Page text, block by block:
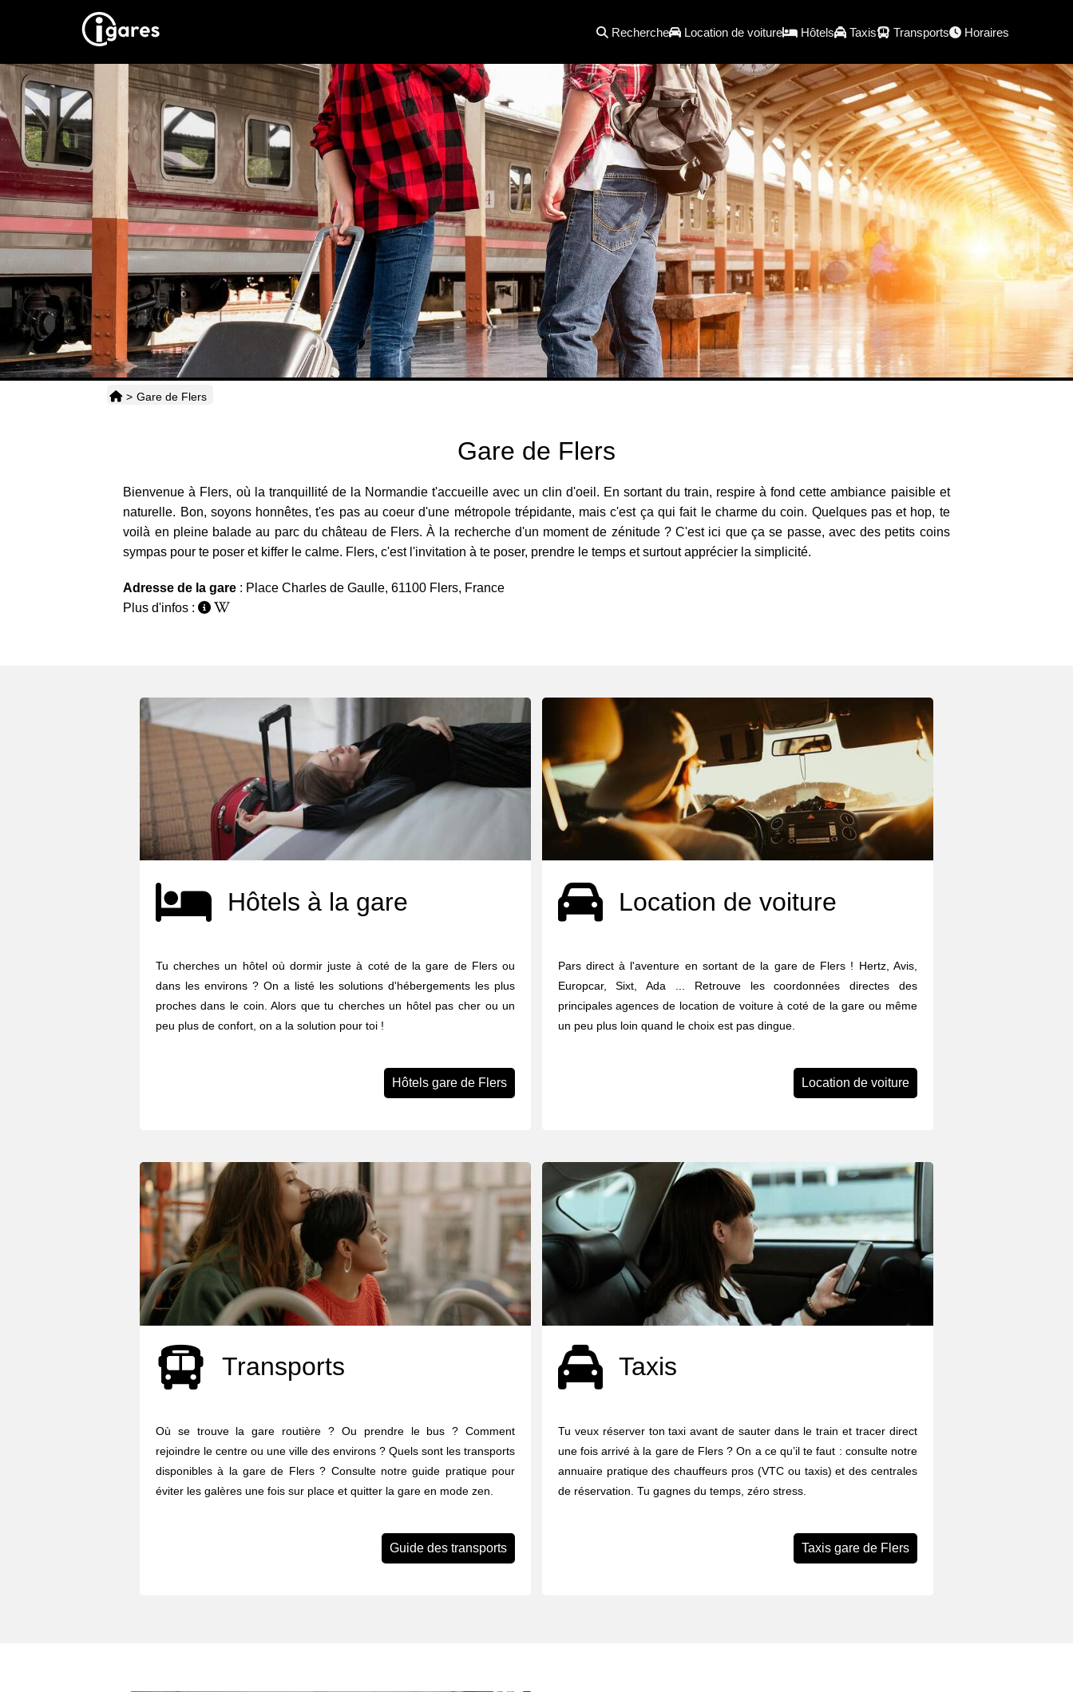
Recherche Location de voiture Hôtels Taxis Transports Horaires
> Gare de Flers
Gare de Flers
Bienvenue à Flers, où la tranquillité de la Normandie t'accueille avec un clin d'oeil. En sortant du train, respire à fond cette ambiance paisible et
naturelle. Bon, soyons honnêtes, t'es pas au coeur d'une métropole trépidante, mais c'est ça qui fait le charme du coin. Quelques pas et hop, te
voilà en pleine balade au parc du château de Flers. À la recherche d'un moment de zénitude ? C'est ici que ça se passe, avec des petits coins
sympas pour te poser et kiffer le calme. Flers, c'est l'invitation à te poser, prendre le temps et surtout apprécier la simplicité.
Adresse de la gare : Place Charles de Gaulle, 61100 Flers, France
Plus d'infos :
Hôtels à la gare
Tu cherches un hôtel où dormir juste à coté de la gare de Flers ou
dans les environs ? On a listé les solutions d'hébergements les plus
proches dans le coin. Alors que tu cherches un hôtel pas cher ou un
peu plus de confort, on a la solution pour toi !
Hôtels gare de Flers
Location de voiture
Pars direct à l'aventure en sortant de la gare de Flers ! Hertz, Avis,
Europcar, Sixt, Ada ... Retrouve les coordonnées directes des
principales agences de location de voiture à coté de la gare ou même
un peu plus loin quand le choix est pas dingue.
Location de voiture
Transports
Où se trouve la gare routière ? Ou prendre le bus ? Comment
rejoindre le centre ou une ville des environs ? Quels sont les transports
disponibles à la gare de Flers ? Consulte notre guide pratique pour
éviter les galères une fois sur place et quitter la gare en mode zen.
Guide des transports
Taxis
Tu veux réserver ton taxi avant de sauter dans le train et tracer direct
une fois arrivé à la gare de Flers ? On a ce qu’il te faut : consulte notre
annuaire pratique des chauffeurs pros (VTC ou taxis) et des centrales
de réservation. Tu gagnes du temps, zéro stress.
Taxis gare de Flers